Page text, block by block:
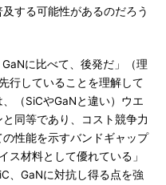
する可能性があるのだろう
に比べて、後発だ」（理
行していることを理解して
（SiCやGaNと違い）ウエ
同等であり、コスト競争力
性能を示すバンドギャップ
ス材料として優れている」
、GaNに対抗し得る点を強